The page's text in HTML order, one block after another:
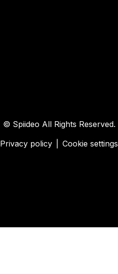
© Spiideo All Rights Reserved.
Privacy policy
Cookie settings